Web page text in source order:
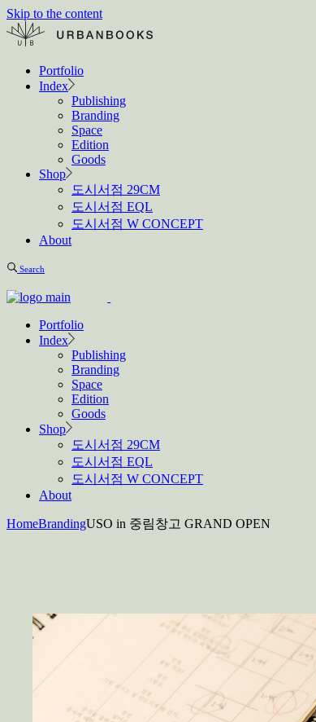
Skip to the content
Portfolio
Index
Publishing
Branding
Space
Edition
Goods
Shop
도시서점 29CM
도시서점 EQL
도시서점 W CONCEPT
About
Search
Portfolio
Index
Publishing
Branding
Space
Edition
Goods
Shop
도시서점 29CM
도시서점 EQL
도시서점 W CONCEPT
About
HomeBrandingUSO in 중림창고 GRAND OPEN